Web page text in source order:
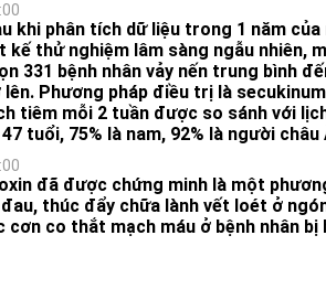
khi phân tích dữ liệu trong 1 năm
kế thử nghiệm lâm sàng ngẫu nhiên,
331 bệnh nhân vảy nến trung bình
Phương pháp điều trị là
tiêm mỗi 2 tuần được so sánh với
tuổi, 75% là nam, 92% là người
trung bình của nhóm nghiên cứu là
đã được chứng minh là một
thúc đẩy chữa lành vết loét ở
cơn co thắt mạch máu ở bệnh nhân bị